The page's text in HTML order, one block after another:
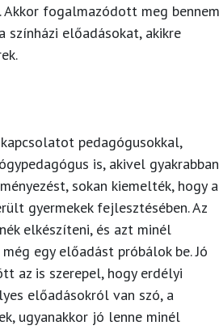
fogalmazódott meg
színházi előadásokat, akikre
pedagógusokkal,
is, akivel gyakrabban
sokan kiemelték, hogy a
gyermekek fejlesztésében. Az
elkészíteni, és azt minél
egy előadást próbálok be. Jó
az is szerepel, hogy erdélyi
előadásokról van szó, a
ugyanakkor jó lenne minél